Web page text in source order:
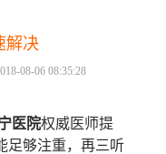
解决
08-06 08:35:28
医院权威医师提
足够注重，再三听